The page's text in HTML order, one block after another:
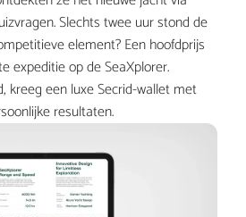
Slechts twee uur stond de
element? Een hoofdprijs
expeditie op de SeaXplorer.
kreeg een luxe Secrid-wallet met
resultaten.